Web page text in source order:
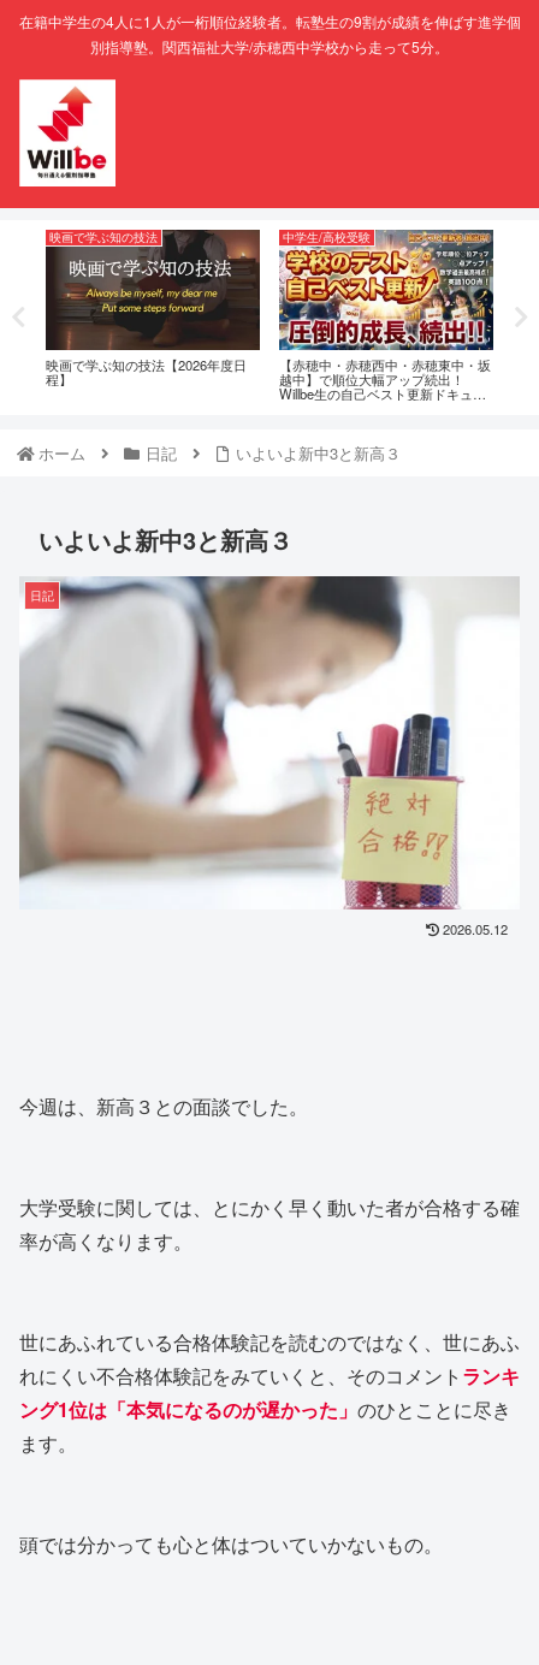
在籍中学生の4人に1人が一桁順位経験者。転塾生の9割が成績を伸ばす進学個
別指導塾。関西福祉大学/赤穂西中学校から走って5分。
映画で学ぶ知の技法
映画で学ぶ知の技法【2026年度日
程】
中学生/高校受験
【赤穂中・赤穂西中・赤穂東中・坂
越中】で順位大幅アップ続出！
Willbe生の自己ベスト更新ドキュメ
ホーム 日記 いよいよ新中3と新高３
いよいよ新中3と新高３
日記
2026.05.12
今週は、新高３との面談でした。
大学受験に関しては、とにかく早く動いた者が合格する確
率が高くなります。
世にあふれている合格体験記を読むのではなく、世にあふ
れにくい不合格体験記をみていくと、そのコメント ランキ
ング1位は「本気になるのが遅かった」 のひとことに尽き
ます。
頭では分かっても心と体はついていかないもの。